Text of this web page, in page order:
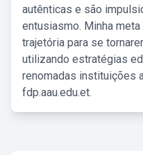
autênticas e são
entusiasmo. Minha
trajetória para se
utilizando estratégias
renomadas instituições
fdp.aau.edu.et.